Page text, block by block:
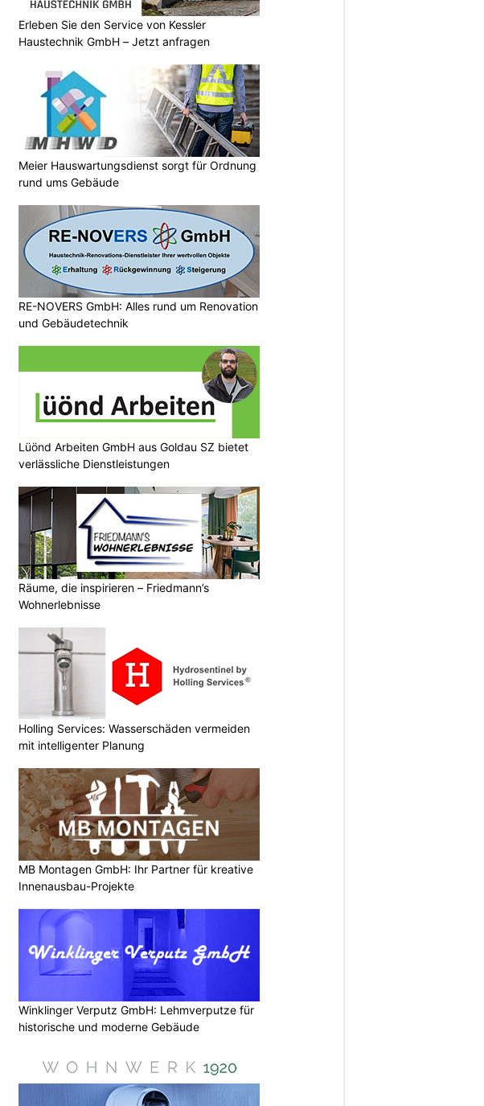
Erleben Sie den Service von Kessler
Haustechnik GmbH – Jetzt anfragen
Meier Hauswartungsdienst sorgt für Ordnung
rund ums Gebäude
RE-NOVERS GmbH: Alles rund um Renovation
und Gebäudetechnik
Lüönd Arbeiten GmbH aus Goldau SZ bietet
verlässliche Dienstleistungen
Räume, die inspirieren – Friedmann’s
Wohnerlebnisse
Holling Services: Wasserschäden vermeiden
mit intelligenter Planung
MB Montagen GmbH: Ihr Partner für kreative
Innenausbau-Projekte
Winklinger Verputz GmbH: Lehmverputze für
historische und moderne Gebäude